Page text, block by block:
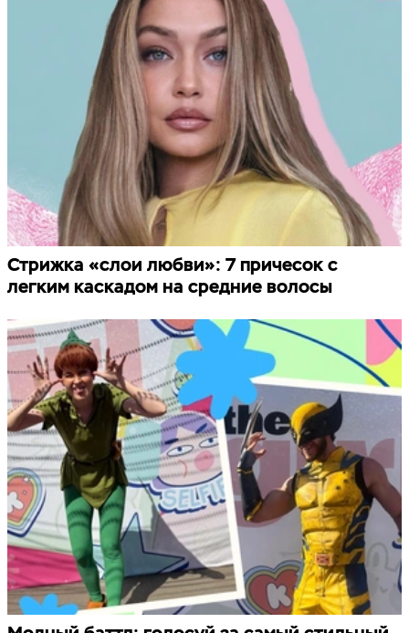
Стрижка «слои любви»: 7 причесок с
легким каскадом на средние волосы